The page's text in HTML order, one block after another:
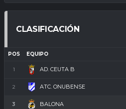
CLASIFICACIÓN
POS EQUIPO
1 AD. CEUTA B
2 ATC. ONUBENSE
3 BALONA